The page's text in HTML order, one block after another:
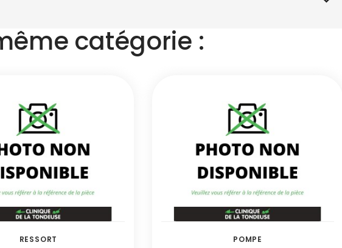
catégorie :
RESSORT POMPE